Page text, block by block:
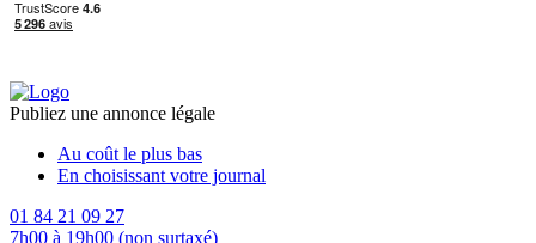
Publiez une annonce légale
Au coût le plus bas
En choisissant votre journal
01 84 21 09 27
7h00 à 19h00 (non surtaxé)